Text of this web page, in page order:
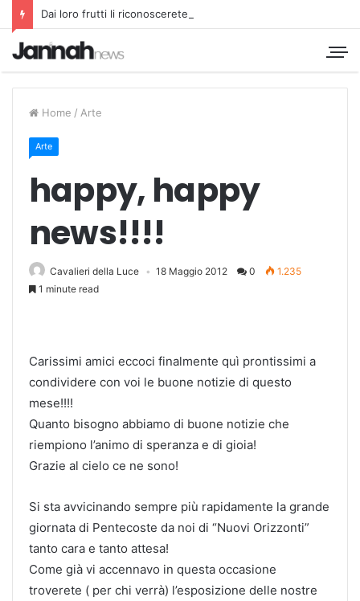
Dai loro frutti li riconoscerete
Home / Arte
Arte
happy, happy
news!!!!
Cavalieri della Luce 18 Maggio 2012 0
1.235
1 minute read
Carissimi amici eccoci finalmente quì prontissimi a
condividere con voi le buone notizie di questo
mese!!!!
Quanto bisogno abbiamo di buone notizie che
riempiono l’animo di speranza e di gioia!
Grazie al cielo ce ne sono!
Si sta avvicinando sempre più rapidamente la grande
giornata di Pentecoste da noi di “Nuovi Orizzonti”
tanto cara e tanto attesa!
Come già vi accennavo in questa occasione
troverete ( per chi verrà) l’esposizione delle nostre